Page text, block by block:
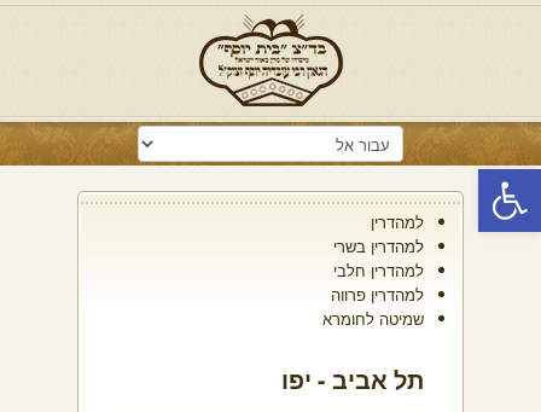
פתח סרגל נגישות
למהדרין
למהדרין בשרי
למהדרין חלבי
למהדרין פרווה
שמיטה לחומרא
תל אביב - יפו